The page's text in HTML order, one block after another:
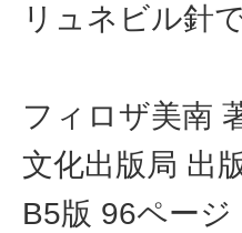
リュネビル針
フィロザ美南
文化出版局 出
B5版 96ページ